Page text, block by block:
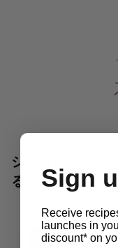
シェフはしばし
る。
2D
Sign
Receive
launches in
discount* on